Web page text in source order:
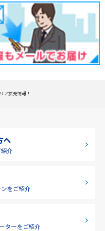
ア拡充情報！
へ
介
をご紹介
ターをご紹介